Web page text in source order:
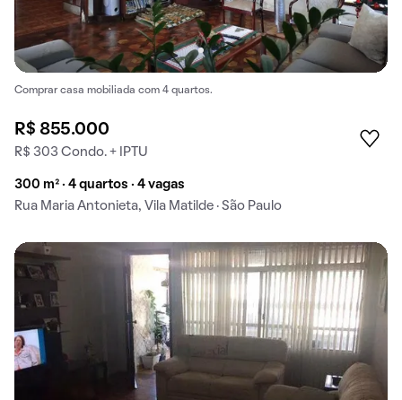
Comprar casa mobiliada com 4 quartos.
R$ 855.000
R$ 303 Condo. + IPTU
300 m² · 4 quartos · 4 vagas
Rua Maria Antonieta, Vila Matilde · São Paulo